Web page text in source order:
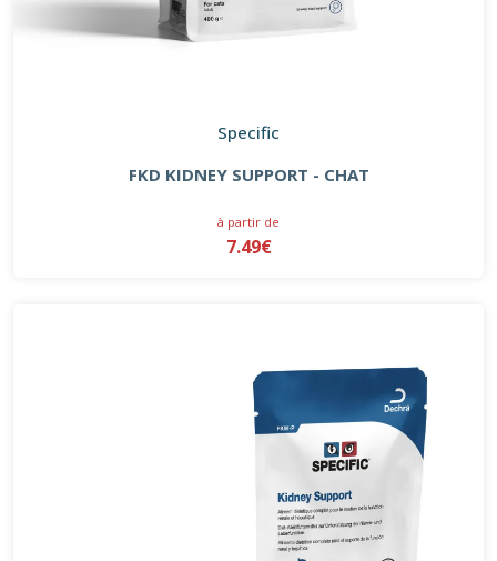
Specific
FKD KIDNEY SUPPORT - CHAT
à partir de
7.49€